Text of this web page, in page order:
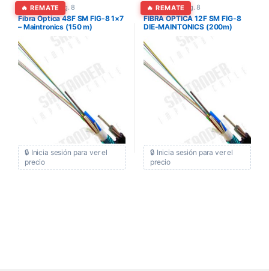
🔥 REMATE
Fibra Óptica Fig. 8
Fibra Óptica 48F SM FIG-8 1×7
– Maintronics (150 m)
🔒 Inicia sesión para ver el
precio
🔥 REMATE
Fibra Óptica Fig. 8
FIBRA OPTICA 12F SM FIG-8
DIE-MAINTONICS (200m)
🔒 Inicia sesión para ver el
precio